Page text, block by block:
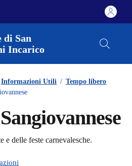
di San
Incarico
Informazioni Utili / Tempo libero
e delle feste carnevalesche.